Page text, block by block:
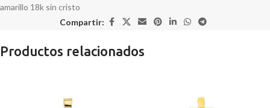
amarillo 18k sin cristo
Compartir:
Productos relacionados